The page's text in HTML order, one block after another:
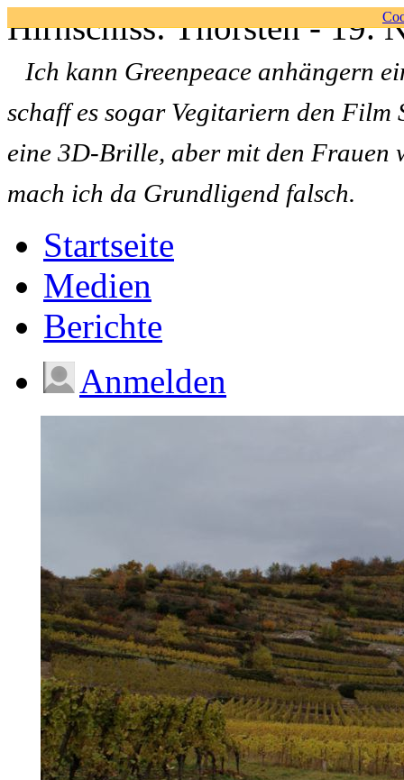
Hirnschiss: Thorsten - 19.
Ich kann Greenpeace anhängern
schaff es sogar Vegitariern den Film
eine 3D-Brille, aber mit den Frauen
mach ich da Grundligend falsch.
Startseite
Medien
Berichte
Anmelden